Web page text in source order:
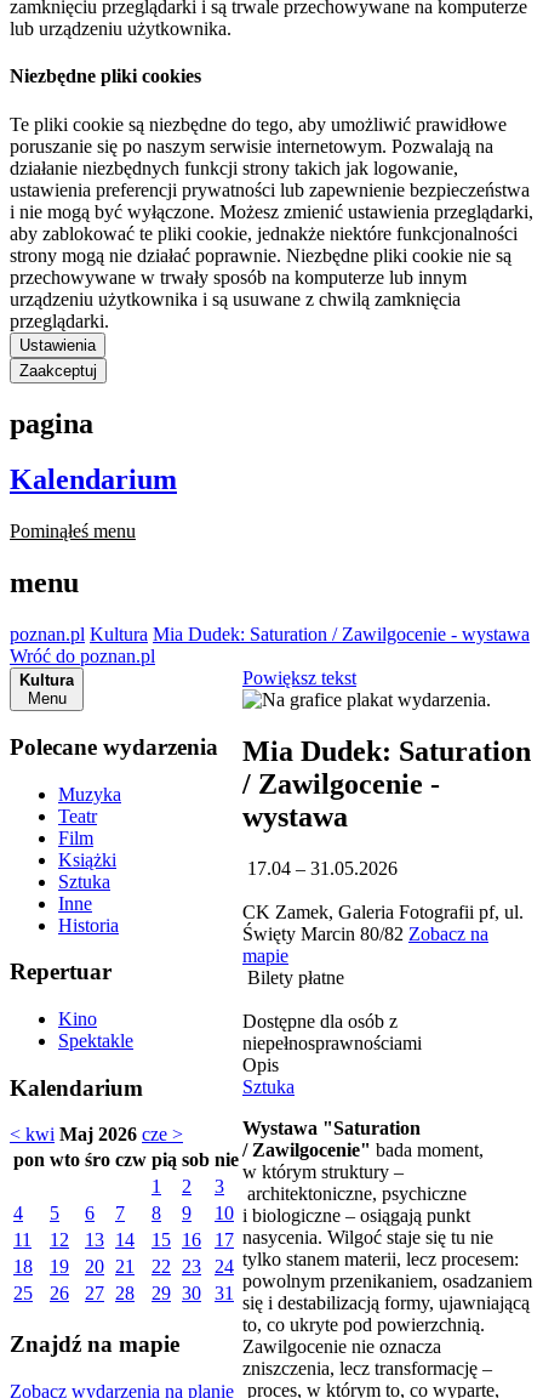
zamknięciu przeglądarki i są trwale przechowywane na komputerze
lub urządzeniu użytkownika.
Niezbędne pliki cookies
Te pliki cookie są niezbędne do tego, aby umożliwić prawidłowe
poruszanie się po naszym serwisie internetowym. Pozwalają na
działanie niezbędnych funkcji strony takich jak logowanie,
ustawienia preferencji prywatności lub zapewnienie bezpieczeństwa
i nie mogą być wyłączone. Możesz zmienić ustawienia przeglądarki,
aby zablokować te pliki cookie, jednakże niektóre funkcjonalności
strony mogą nie działać poprawnie. Niezbędne pliki cookie nie są
przechowywane w trwały sposób na komputerze lub innym
urządzeniu użytkownika i są usuwane z chwilą zamknięcia
przeglądarki.
Ustawienia
Zaakceptuj
pagina
Kalendarium
Pominąłeś menu
menu
poznan.pl Kultura Mia Dudek: Saturation / Zawilgocenie - wystawa
Wróć do poznan.pl
Kultura
Menu
Polecane wydarzenia
Muzyka
Teatr
Film
Książki
Sztuka
Inne
Historia
Repertuar
Kino
Spektakle
Kalendarium
< kwi Maj 2026 cze >
pon wto śro czw pią sob nie
1
2
3
4
5 6 7 8 9
10
11
12 13 14 15 16
17
18
19 20 21 22 23
24
25
26 27 28 29 30 31
Znajdź na mapie
Zobacz wydarzenia na planie
Powiększ tekst
Mia Dudek: Saturation
/ Zawilgocenie -
wystawa
17.04 – 31.05.2026
CK Zamek, Galeria Fotografii pf, ul.
Święty Marcin 80/82 Zobacz na
mapie
Bilety płatne
Dostępne dla osób z
niepełnosprawnościami
Opis
Sztuka
Wystawa "Saturation
/ Zawilgocenie" bada moment,
w którym struktury ‒
architektoniczne, psychiczne
i biologiczne ‒ osiągają punkt
nasycenia. Wilgoć staje się tu nie
tylko stanem materii, lecz procesem:
powolnym przenikaniem, osadzaniem
się i destabilizacją formy, ujawniającą
to, co ukryte pod powierzchnią.
Zawilgocenie nie oznacza
zniszczenia, lecz transformację ‒
proces, w którym to, co wyparte,